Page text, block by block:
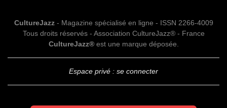
CultureJazz- Magazine spécialisé en ligne - ISSN 2266-4009
Tous droits réservés - Association CultureJazz® - France
CultureJazz®est une marque déposée.
Espace privé : se connecter